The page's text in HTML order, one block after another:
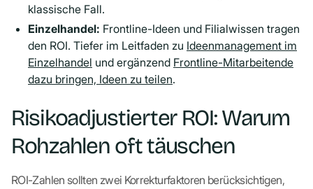
klassische Fall.
Einzelhandel: Frontline-Ideen und Filialwissen tragen
den ROI. Tiefer im Leitfaden zu Ideenmanagement im
Einzelhandel und ergänzend Frontline-Mitarbeitende
dazu bringen, Ideen zu teilen.
Risikoadjustierter ROI: Warum
Rohzahlen oft täuschen
ROI-Zahlen sollten zwei Korrekturfaktoren berücksichtigen,